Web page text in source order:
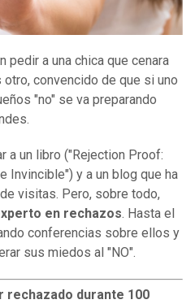
pedir a una chica que cenara
otro, convencido de que si uno
"no" se va preparando
a un libro ("Rejection Proof:
Invincible") y a un blog que ha
visitas. Pero, sobre todo,
en rechazos. Hasta el
conferencias sobre ellos y
sus miedos al "NO".
rechazado durante 100